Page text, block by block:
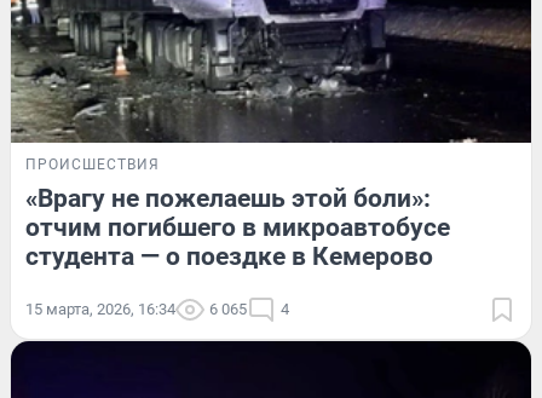
ПРОИСШЕСТВИЯ
«Врагу не пожелаешь этой боли»:
отчим погибшего в микроавтобусе
студента — о поездке в Кемерово
15 марта, 2026, 16:34 6 065 4